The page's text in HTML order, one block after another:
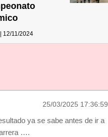
12/11/2024
25/03/2025 17:36:59
ya se sabe antes de ir a
….